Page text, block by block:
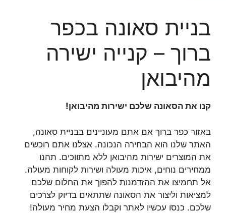
בניית סאונה בכפר
ברוך – קנייה ישירה
מהיבואן
קנו את הסאונה שלכם ישירות מהיבואן!
באזור כפר ברוך אם אתם מעוניינים בבניית סאונה,
האתר שלנו הוא הבחירה הנכונה. אצלנו אתם רוכשים
את המוצרים ישירות מהיבואן ללא מתווכים. תהנו
ממחירים נוחים, איכות מעולה ושירות לקוחות מעולה.
אל תחמיצו את ההזדמנות להפוך את החלום שלכם
למציאות וליצור את הסאונה שתתאים בדיוק לצרכים
שלכם. כנסו עכשיו לאתר וקבלו הצעת מחיר מעולה!